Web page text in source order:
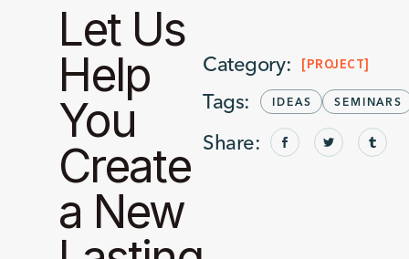
Let Us
Help
You
Create
a New
Category: PROJECT
Tags: IDEAS SEMINARS
Share: